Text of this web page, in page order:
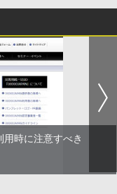
時に注意すべき